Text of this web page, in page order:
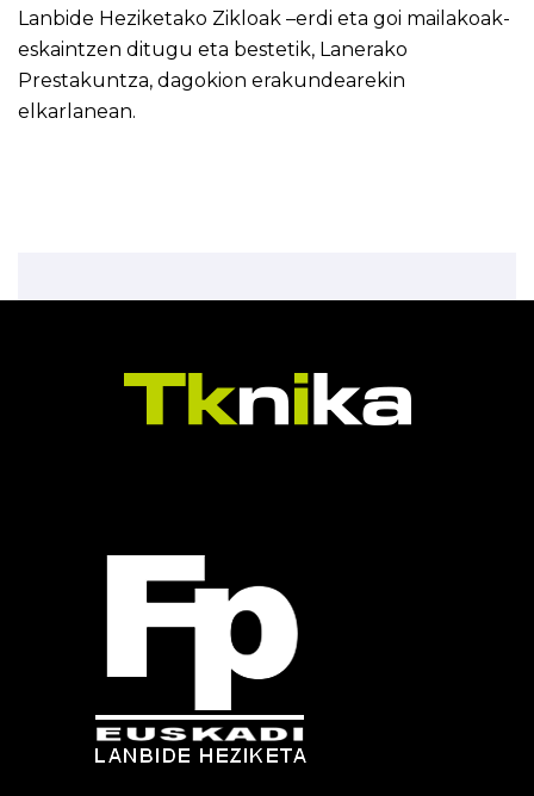
Lanbide Heziketako Zikloak –erdi eta goi mailakoak-
eskaintzen ditugu eta bestetik, Lanerako
Prestakuntza, dagokion erakundearekin
elkarlanean.